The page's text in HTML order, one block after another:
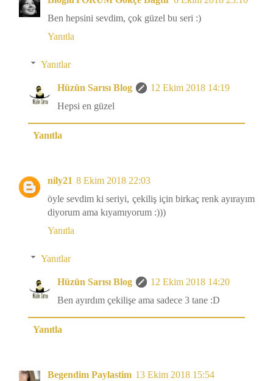
Ben hepsini sevdim, çok güzel bu seri :)
Yanıtla
Yanıtlar
Hüzün Sarısı Blog
12 Ekim 2018 14:19
Hepsi en güzel
Yanıtla
nily21 8 Ekim 2018 22:03
öyle sevdim ki seriyi, çekiliş için birkaç renk ayırayım
diyorum ama kıyamıyorum :)))
Yanıtla
Yanıtlar
Hüzün Sarısı Blog
12 Ekim 2018 14:20
Ben ayırdım çekilişe ama sadece 3 tane :D
Yanıtla
Begendim Paylastim 13 Ekim 2018 15:54